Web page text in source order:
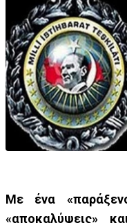
Με ένα
«αποκαλύψεις»